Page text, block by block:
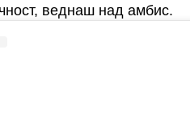
веднаш над амбис.